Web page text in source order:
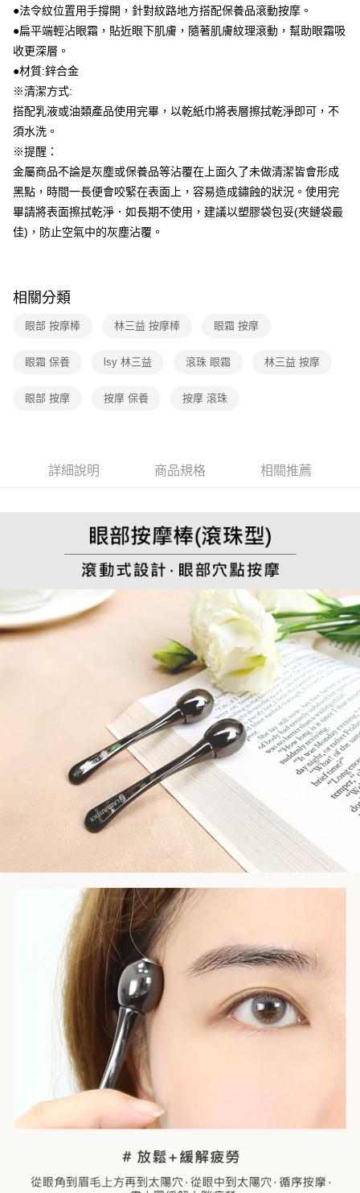
●法令紋位置用手撐開，針對紋路地方搭配保養品滾動按摩。
●扁平端輕沾眼霜，貼近眼下肌膚，隨著肌膚紋理滾動，幫助眼霜吸
收更深層。
●材質:鋅合金
※清潔方式:
搭配乳液或油類產品使用完畢，以乾紙巾將表層擦拭乾淨即可，不
須水洗。
※提醒：
金屬商品不論是灰塵或保養品等沾覆在上面久了未做清潔皆會形成
黑點，時間一長便會咬緊在表面上，容易造成鏽蝕的狀況。使用完
畢請將表面擦拭乾淨．如長期不使用，建議以塑膠袋包妥(夾鏈袋最
佳)，防止空氣中的灰塵沾覆。
相關分類
眼部 按摩棒 林三益 按摩棒 眼霜 按摩
眼霜 保養 lsy 林三益 滾珠 眼霜 林三益 按摩
眼部 按摩 按摩 保養 按摩 滾珠
詳細說明 商品規格 相關推薦